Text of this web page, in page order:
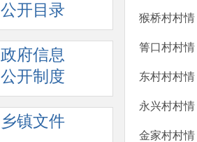
公开目录
政府信息
公开制度
乡镇文件
猴桥村村情
箐口村村情
东村村村情
永兴村村情
金家村村情